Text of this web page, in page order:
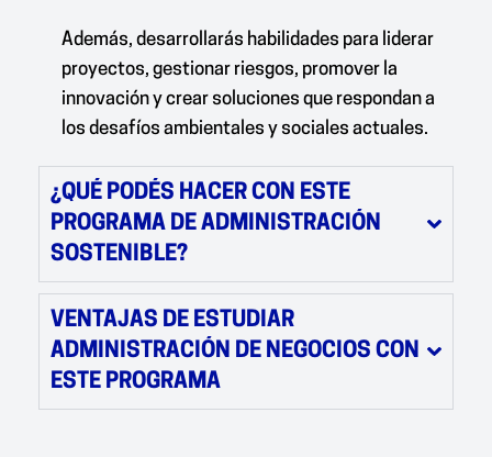
Además, desarrollarás habilidades para liderar
proyectos, gestionar riesgos, promover la
innovación y crear soluciones que respondan a
los desafíos ambientales y sociales actuales.
¿QUÉ PODÉS HACER CON ESTE
PROGRAMA DE ADMINISTRACIÓN
SOSTENIBLE?
VENTAJAS DE ESTUDIAR
ADMINISTRACIÓN DE NEGOCIOS CON
ESTE PROGRAMA